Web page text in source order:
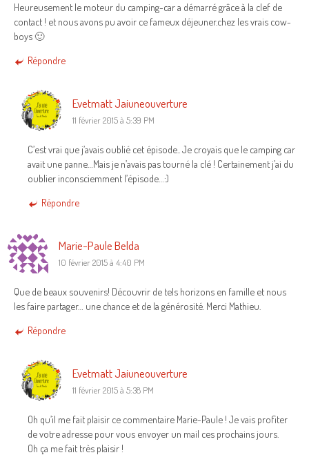
Heureusement le moteur du camping-car a démarré grâce à la clef de
contact ! et nous avons pu avoir ce fameux déjeuner.chez les vrais cow-
boys 🙂
Répondre
Evetmatt Jaiuneouverture
11 février 2015 à 5:39 PM
C’est vrai que j’avais oublié cet épisode.. Je croyais que le camping car
avait une panne…Mais je n’avais pas tourné la clé ! Certainement j’ai du
oublier inconsciemment l’épisode…:)
Répondre
Marie-Paule Belda
10 février 2015 à 4:40 PM
Que de beaux souvenirs! Découvrir de tels horizons en famille et nous
les faire partager… une chance et de la générosité. Merci Mathieu.
Répondre
Evetmatt Jaiuneouverture
11 février 2015 à 5:38 PM
Oh qu’il me fait plaisir ce commentaire Marie-Paule ! Je vais profiter
de votre adresse pour vous envoyer un mail ces prochains jours.
Oh ça me fait très plaisir !